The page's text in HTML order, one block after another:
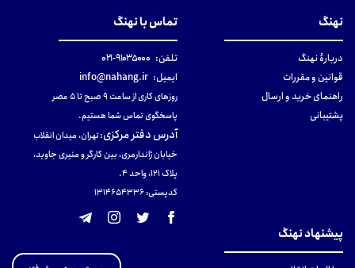
نهنگ
دربارهٔ نهنگ
قوانین و مقررات
راهنمای خرید و ارسال
پشتیبانی
تماس با نهنگ
تلفن: ۹۱۰۳۵۰۰۰-۰۲۱
ایمیل: info@nahang.ir
روزهای کاری از ساعت ۹ صبح تا ۵ عصر
پاسخگوی تماس شما هستیم.
آدرس دفتر مرکزی:تهران، میدان انقلاب
خیابان ژاندارمری، بین کارگر و منیری جاوید،
پلاک 121، واحد ۴.
کدپستی: 131465433۶
پیشنهاد نهنگ